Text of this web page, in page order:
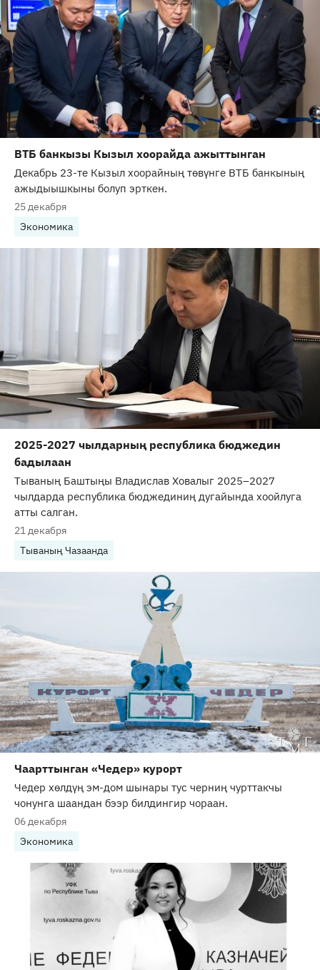
ВТБ банкызы Кызыл хоорайда ажыттынган
Декабрь 23-те Кызыл хоорайның төвүнге ВТБ банкының
ажыдыышкыны болуп эрткен.
25 декабря
Экономика
2025-2027 чылдарның республика бюджедин
бадылаан
Тываның Баштыңы Владислав Ховалыг 2025–2027
чылдарда республика бюджединиң дугайында хоойлуга
атты салган.
21 декабря
Тываның Чазаанда
Чаарттынган «Чедер» курорт
Чедер хөлдүң эм-дом шынары тус черниң чурттакчы
чонунга шаандан бээр билдингир чораан.
06 декабря
Экономика